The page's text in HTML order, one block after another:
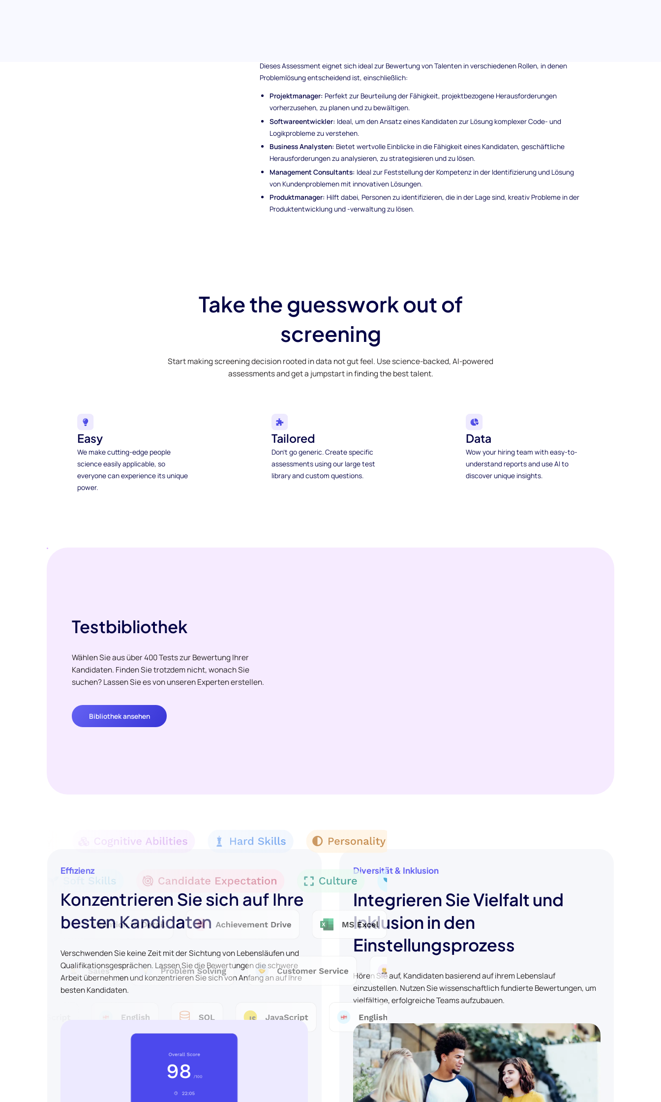
Dieses Assessment eignet sich ideal zur Bewertung von Talenten in verschiedenen Rollen, in denen
Problemlösung entscheidend ist, einschließlich:
Projektmanager: Perfekt zur Beurteilung der Fähigkeit, projektbezogene Herausforderungen
vorherzusehen, zu planen und zu bewältigen.
Softwareentwickler: Ideal, um den Ansatz eines Kandidaten zur Lösung komplexer Code- und
Logikprobleme zu verstehen.
Business Analysten: Bietet wertvolle Einblicke in die Fähigkeit eines Kandidaten, geschäftliche
Herausforderungen zu analysieren, zu strategisieren und zu lösen.
Management Consultants: Ideal zur Feststellung der Kompetenz in der Identifizierung und Lösung
von Kundenproblemen mit innovativen Lösungen.
Produktmanager: Hilft dabei, Personen zu identifizieren, die in der Lage sind, kreativ Probleme in der
Produktentwicklung und -verwaltung zu lösen.
Take the guesswork out of
screening
Start making screening decision rooted in data not gut feel. Use science-backed, AI-powered
assessments and get a jumpstart in finding the best talent.
Easy
We make cutting-edge people
science easily applicable, so
everyone can experience its unique
power.
Tailored
Don't go generic. Create specific
assessments using our large test
library and custom questions.
Data
Wow your hiring team with easy-to-
understand reports and use AI to
discover unique insights.
Testbibliothek
Wählen Sie aus über 400 Tests zur Bewertung Ihrer
Kandidaten. Finden Sie trotzdem nicht, wonach Sie
suchen? Lassen Sie es von unseren Experten erstellen.
Bibliothek ansehen
Effizienz
Konzentrieren Sie sich auf Ihre
besten Kandidaten
Verschwenden Sie keine Zeit mit der Sichtung von Lebensläufen und
Qualifikationsgesprächen. Lassen Sie die Bewertungen die schwere
Arbeit übernehmen und konzentrieren Sie sich von Anfang an auf Ihre
besten Kandidaten.
Diversität & Inklusion
Integrieren Sie Vielfalt und
Inklusion in den
Einstellungsprozess
Hören Sie auf, Kandidaten basierend auf ihrem Lebenslauf
einzustellen. Nutzen Sie wissenschaftlich fundierte Bewertungen, um
vielfältige, erfolgreiche Teams aufzubauen.